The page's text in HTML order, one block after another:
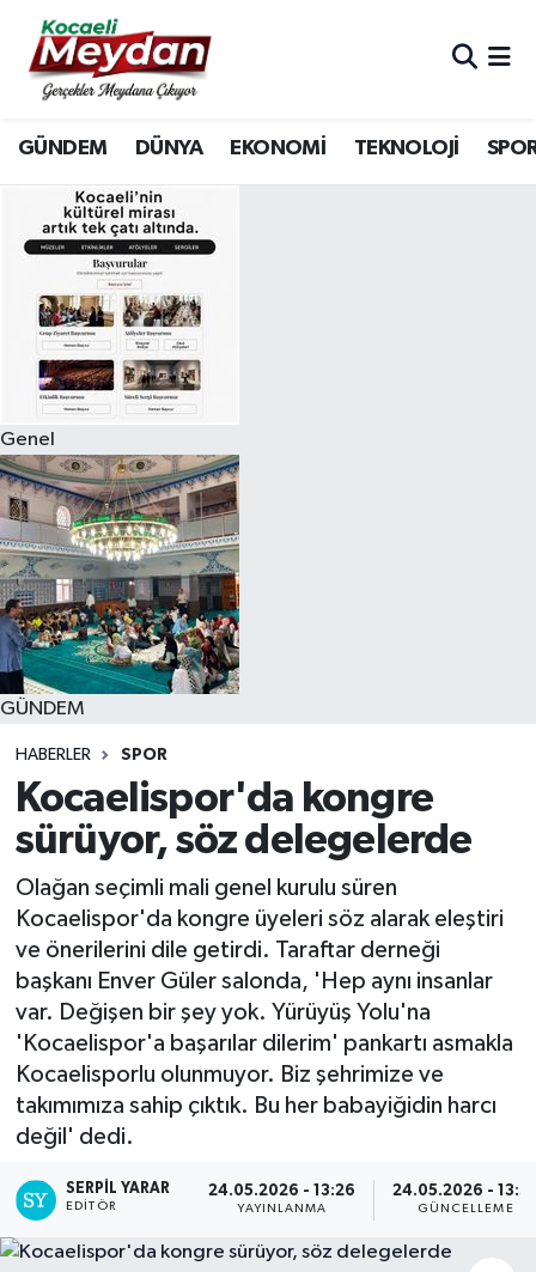
GÜNDEM DÜNYA EKONOMİ TEKNOLOJİ
Genel
GÜNDEM
HABERLER SPOR
Kocaelispor'da kongre
sürüyor, söz delegelerde
Olağan seçimli mali genel kurulu süren
Kocaelispor'da kongre üyeleri söz alarak eleştiri
ve önerilerini dile getirdi. Taraftar derneği
başkanı Enver Güler salonda, 'Hep aynı insanlar
var. Değişen bir şey yok. Yürüyüş Yolu'na
'Kocaelispor'a başarılar dilerim' pankartı asmakla
Kocaelisporlu olunmuyor. Biz şehrimize ve
takımımıza sahip çıktık. Bu her babayiğidin harcı
değil' dedi.
SERPİL YARAR
EDITÖR
24.05.2026 - 13:26
YAYINLANMA
24.05.2026 -
GÜNCELLEME
Nöbetçi Eczaneler
Hava Durumu
Trafik Durumu
Süper Lig Puan Durumu ve Fikstür
Tüm Manşetler
Son Dakika Haberleri
Haber Arşivi